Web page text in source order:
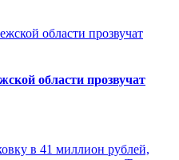
области прозвучат